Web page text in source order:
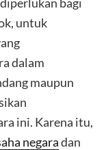
untuk
dalam
maupun
ini. Karena itu,
negaradan